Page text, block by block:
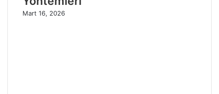
Mart 16, 2026